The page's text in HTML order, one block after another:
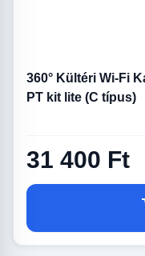
360° Kültéri Wi-Fi
PT kit lite (C típus)
31 400 Ft